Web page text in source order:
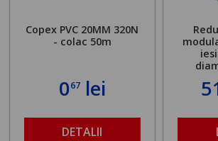
Copex PVC 20MM 320N
- colac 50m
067lei
DETALII